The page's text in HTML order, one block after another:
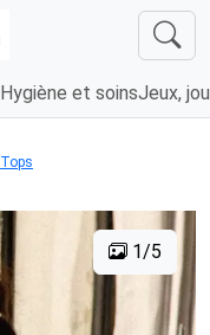
Hygiène et soinsJeux,
Tops
1/5